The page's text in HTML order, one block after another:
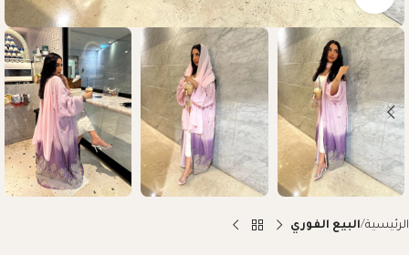
الرئيسية البيع الفوري